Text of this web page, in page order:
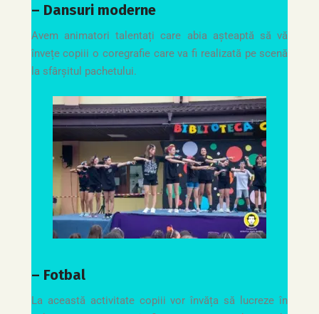
– Dansuri moderne
Avem animatori talentați care abia așteaptă să vă
învețe copiii o coregrafie care va fi realizată pe scenă
la sfârșitul pachetului.
– Fotbal
La această activitate copiii vor învăța să lucreze în